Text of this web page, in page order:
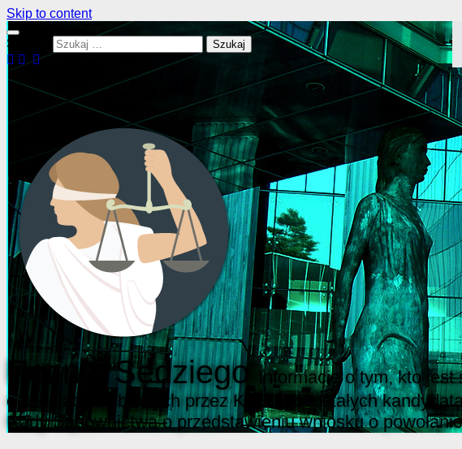
Skip to content
Szukaj:
Poznaj Sędziego
Informacje o tym, kto
o sędziach wybranych przez KRS i pozostałych
Rady Sądownictwa o przedstawieniu wniosku o